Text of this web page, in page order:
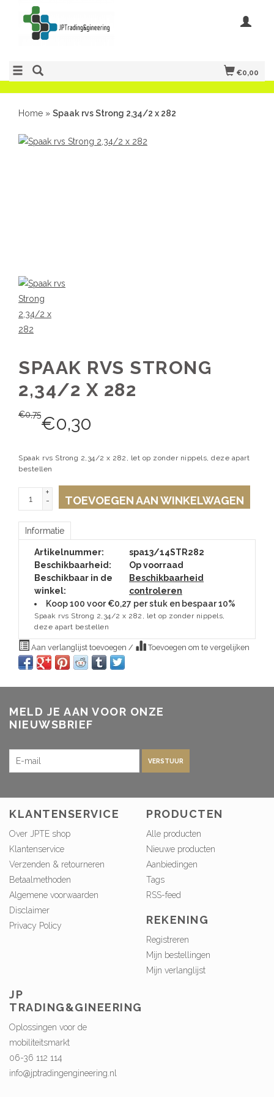
€0,00
Home » Spaak rvs Strong 2,34/2 x 282
SPAAK RVS STRONG
2,34/2 X 282
€0,75€0,30
Spaak rvs Strong 2,34/2 x 282, let op zonder nippels, deze apart
bestellen
+
-
TOEVOEGEN AAN WINKELWAGEN
Informatie
Artikelnummer:
spa13/14STR282
Beschikbaarheid:
Op voorraad
Beschikbaar in de
winkel:
Beschikbaarheid
controleren
Koop 100 voor €0,27 per stuk en bespaar 10%
Spaak rvs Strong 2,34/2 x 282, let op zonder nippels,
deze apart bestellen
Aan verlanglijst toevoegen / Toevoegen om te vergelijken
MELD JE AAN VOOR ONZE
NIEUWSBRIEF
VERSTUUR
KLANTENSERVICE
Over JPTE shop
Klantenservice
Verzenden & retourneren
Betaalmethoden
Algemene voorwaarden
Disclaimer
Privacy Policy
PRODUCTEN
Alle producten
Nieuwe producten
Aanbiedingen
Tags
RSS-feed
REKENING
Registreren
Mijn bestellingen
Mijn verlanglijst
JP
TRADING&GINEERING
Oplossingen voor de
mobiliteitsmarkt
06-36 112 114
info@jptradingengineering.nl